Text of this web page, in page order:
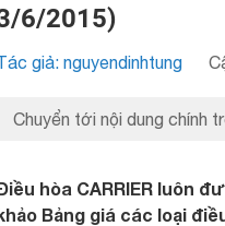
6/2015)
giả: nguyendinhtung
Chuyển tới nội dung chính
hòa CARRIER luôn
Bảng giá các loại